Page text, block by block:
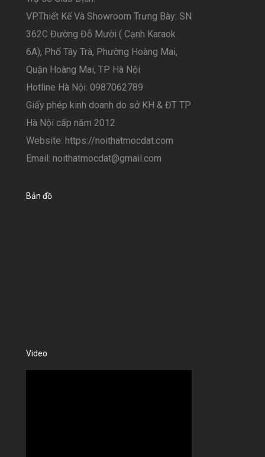
VP.Thiết Kế Và Showroom Trưng Bày: SN
362C Đường Đỗ Mười ( Cạnh Karaok
6A), Phố Tây Trà, Phường Hoàng Mai,
Quận Hoàng Mai, TP Hà Nội
Hotline Hà Nội: 0987062789
Giấy phép kinh doanh do sở KH & ĐT TP
Hà Nội cấp năm 2012
Website: https://noithatmocdat.com
Email: noithatmocdat@gmail.com
Bản đồ
Video